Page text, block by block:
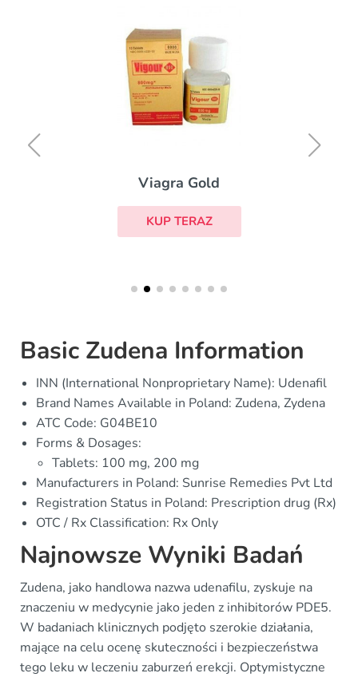
Viagra Gold
KUP TERAZ
Basic Zudena Information
INN (International Nonproprietary Name): Udenafil
Brand Names Available in Poland: Zudena, Zydena
ATC Code: G04BE10
Forms & Dosages:
Tablets: 100 mg, 200 mg
Manufacturers in Poland: Sunrise Remedies Pvt Ltd
Registration Status in Poland: Prescription drug (Rx)
OTC / Rx Classification: Rx Only
Najnowsze Wyniki Badań
Zudena, jako handlowa nazwa udenafilu, zyskuje na
znaczeniu w medycynie jako jeden z inhibitorów PDE5.
W badaniach klinicznych podjęto szerokie działania,
mające na celu ocenę skuteczności i bezpieczeństwa
tego leku w leczeniu zaburzeń erekcji. Optymistyczne